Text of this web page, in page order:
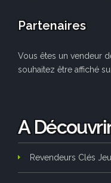
Partenaires
Vous êtes un vendeur
souhaitez être affiché
A
Revendeurs Clés